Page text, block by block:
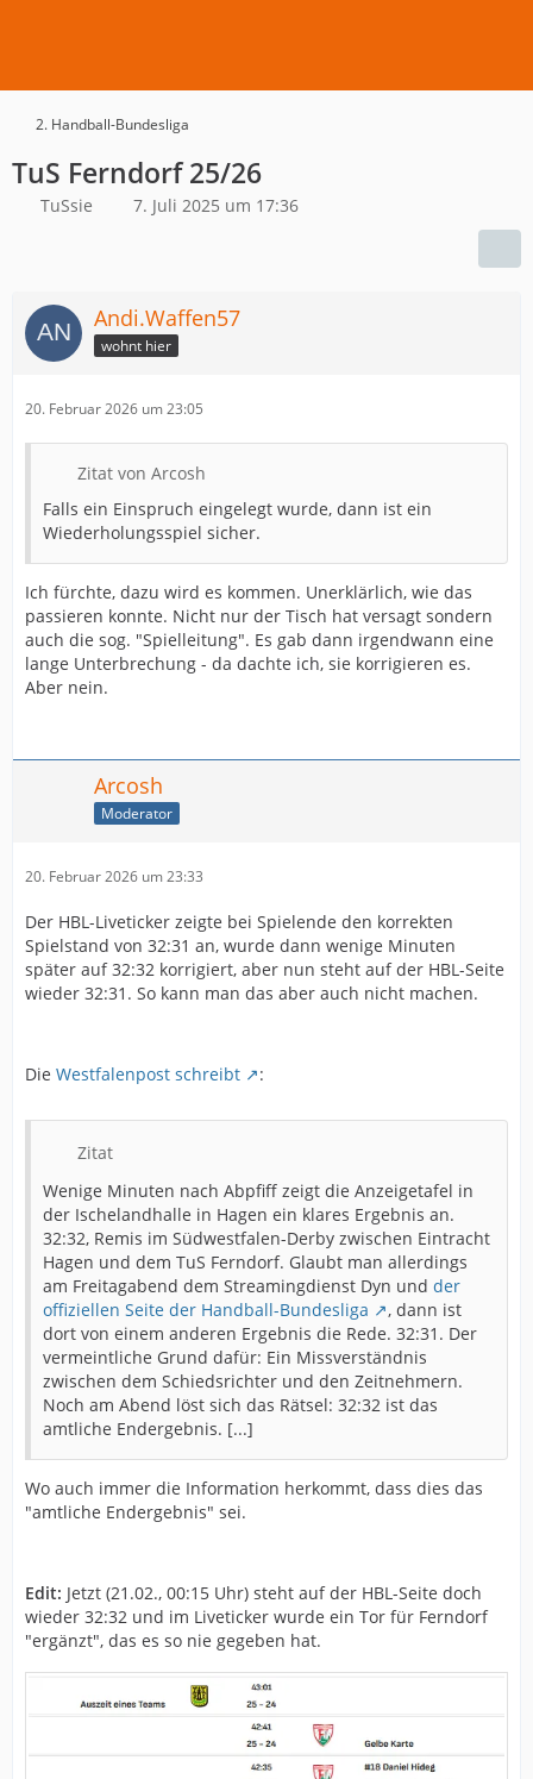
2. Handball-Bundesliga
TuS Ferndorf 25/26
TuSsie 7. Juli 2025 um 17:36
Andi.Waffen57
wohnt hier
20. Februar 2026 um 23:05
Zitat von Arcosh
Falls ein Einspruch eingelegt wurde, dann ist ein
Wiederholungsspiel sicher.
Ich fürchte, dazu wird es kommen. Unerklärlich, wie das
passieren konnte. Nicht nur der Tisch hat versagt sondern
auch die sog. "Spielleitung". Es gab dann irgendwann eine
lange Unterbrechung - da dachte ich, sie korrigieren es.
Aber nein.
Arcosh
Moderator
20. Februar 2026 um 23:33
Der HBL-Liveticker zeigte bei Spielende den korrekten
Spielstand von 32:31 an, wurde dann wenige Minuten
später auf 32:32 korrigiert, aber nun steht auf der HBL-Seite
wieder 32:31. So kann man das aber auch nicht machen.
Die Westfalenpost schreibt :
Zitat
Wenige Minuten nach Abpfiff zeigt die Anzeigetafel in
der Ischelandhalle in Hagen ein klares Ergebnis an.
32:32, Remis im Südwestfalen-Derby zwischen Eintracht
Hagen und dem TuS Ferndorf. Glaubt man allerdings
am Freitagabend dem Streamingdienst Dyn und der
offiziellen Seite der Handball-Bundesliga
, dann ist
dort von einem anderen Ergebnis die Rede. 32:31. Der
vermeintliche Grund dafür: Ein Missverständnis
zwischen dem Schiedsrichter und den Zeitnehmern.
Noch am Abend löst sich das Rätsel: 32:32 ist das
amtliche Endergebnis. [...]
Wo auch immer die Information herkommt, dass dies das
"amtliche Endergebnis" sei.
Edit: Jetzt (21.02., 00:15 Uhr) steht auf der HBL-Seite doch
wieder 32:32 und im Liveticker wurde ein Tor für Ferndorf
"ergänzt", das es so nie gegeben hat.